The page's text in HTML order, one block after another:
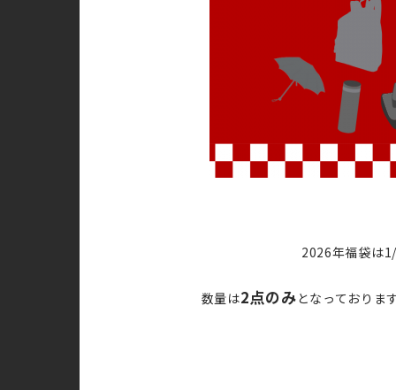
2026年福袋は
数量は2点のみとなっておりま